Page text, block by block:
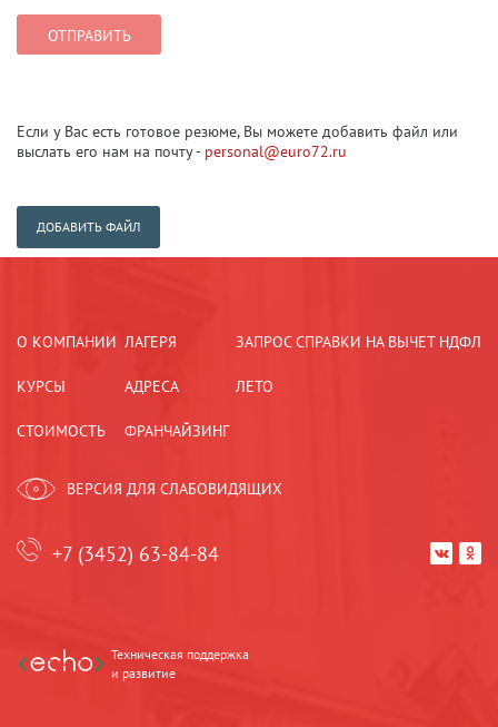
Если у Вас есть готовое резюме, Вы можете добавить файл или
выслать его нам на почту - personal@euro72.ru
ДОБАВИТЬ ФАЙЛ
О КОМПАНИИ
КУРСЫ
СТОИМОСТЬ
ЛАГЕРЯ
АДРЕСА
ФРАНЧАЙЗИНГ
ЗАПРОС СПРАВКИ НА ВЫЧЕТ НДФЛ
ЛЕТО
ВЕРСИЯ ДЛЯ СЛАБОВИДЯЩИХ
+7 (3452) 63-84-84  
Техническая поддержка
и развитие